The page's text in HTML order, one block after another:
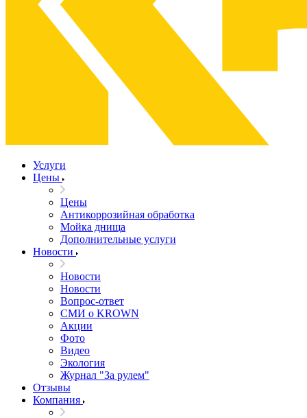
Услуги
Цены
Цены
Антикоррозийная обработка
Мойка днища
Дополнительные услуги
Новости
Новости
Новости
Вопрос-ответ
СМИ о KROWN
Акции
Фото
Видео
Экология
Журнал "За рулем"
Отзывы
Компания